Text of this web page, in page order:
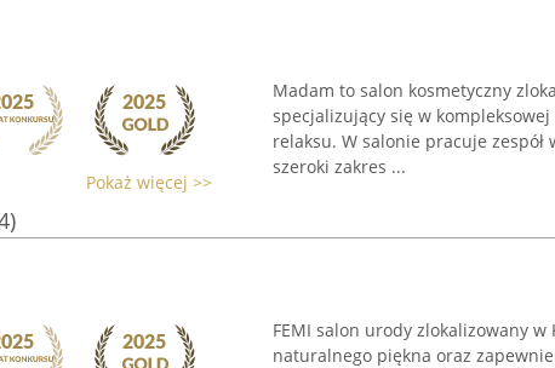
Pokaż więcej >>
Madam to salon kosmetyczny
specjalizujący się w
relaksu. W salonie pracuje
szeroki zakres ...
FEMI salon urody zlokalizowany
naturalnego piękna oraz